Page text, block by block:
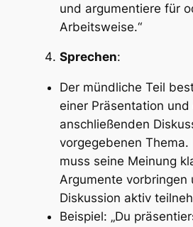
und argumentiere für
Arbeitsweise.“
Sprechen:
Der mündliche Teil
einer Präsentation und
anschließenden
vorgegebenen Thema.
muss seine Meinung
Argumente vorbringen
Diskussion aktiv
Beispiel: „Du